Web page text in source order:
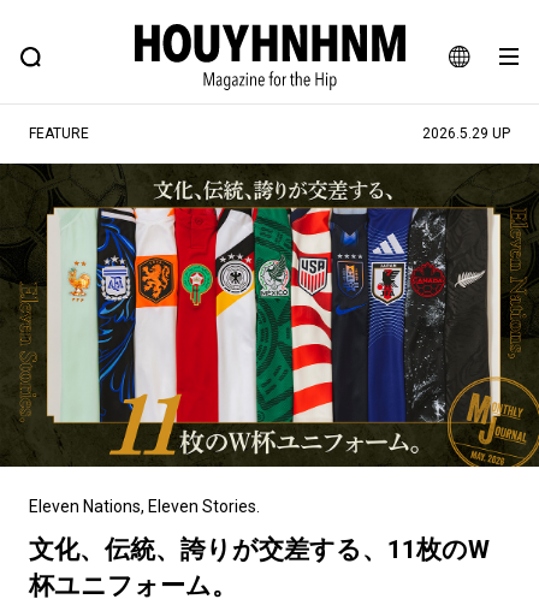
JA
EN
FEATURE BLOG SNAP
ヒップなファッション、カルチャー、ライフスタイルWEBマガジン
#注目のタグ
#SHOPPING ADDICT #憧れの逸品
#ESSENTIAL DESIGNS #古着サミット
#NEW VINTAGE #マイナーグッド図鑑
#路地裏てぃーん。 #MONTHLY JOURNAL
#GH 銘品の所以 #フイナムのYouTube
#Commune H #FOCUS IT
#ととけん #FASHION
#LIFESTYLE #SNEAKER #OUTDOOR
#SPORTS #HANDSOME HANDBOOK
FEATURE 2026.5.29 UP
Eleven Nations, Eleven Stories.
文化、伝統、誇りが交差する、11枚のW
杯ユニフォーム。